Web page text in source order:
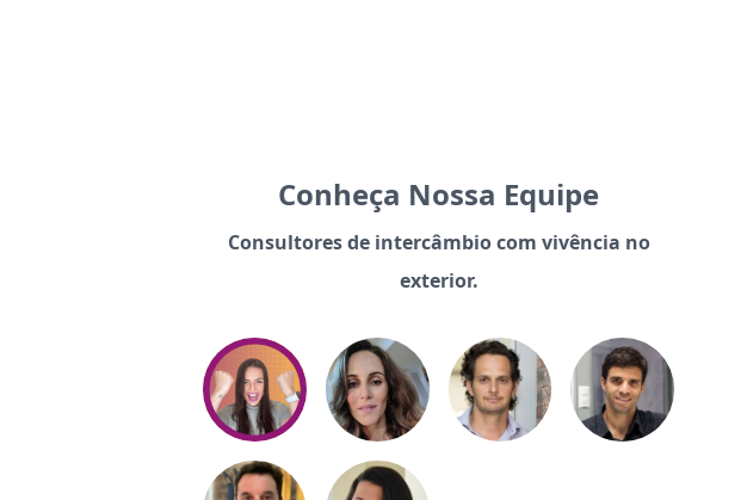
Conheça Nossa Equipe
Consultores de intercâmbio com vivência no
exterior.